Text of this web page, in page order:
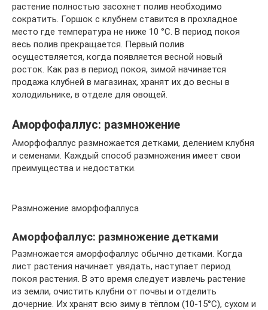
растение полностью засохнет полив необходимо
сократить. Горшок с клубнем ставится в прохладное
место где температура не ниже 10 °C. В период покоя
весь полив прекращается. Первый полив
осуществляется, когда появляется весной новый
росток. Как раз в период покоя, зимой начинается
продажа клубней в магазинах, хранят их до весны в
холодильнике, в отделе для овощей.
Аморфофаллус: размножение
Аморфофаллус размножается детками, делением клубня
и семенами. Каждый способ размножения имеет свои
преимущества и недостатки.
Размножение аморфофаллуса
Аморфофаллус: размножение детками
Размножается аморфофаллус обычно детками. Когда
лист растения начинает увядать, наступает период
покоя растения. В это время следует извлечь растение
из земли, очистить клубни от почвы и отделить
дочерние. Их хранят всю зиму в тёплом (10-15°C), сухом и